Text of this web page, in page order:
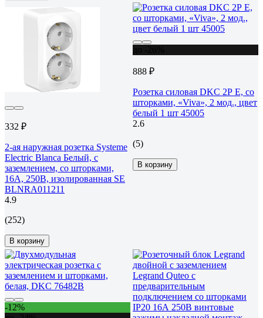
332 ₽
2-ая наружная розетка Systeme
Electric Blanca Белый, с
заземлением, со шторками,
16А, 250В, изолированная SE
BLNRA011211
4.9
(252)
В корзину
888 ₽
Розетка силовая DKC 2Р Е, со
шторками, «Viva», 2 мод., цвет
белый 1 шт 45005
2.6
(5)
В корзину
-12%